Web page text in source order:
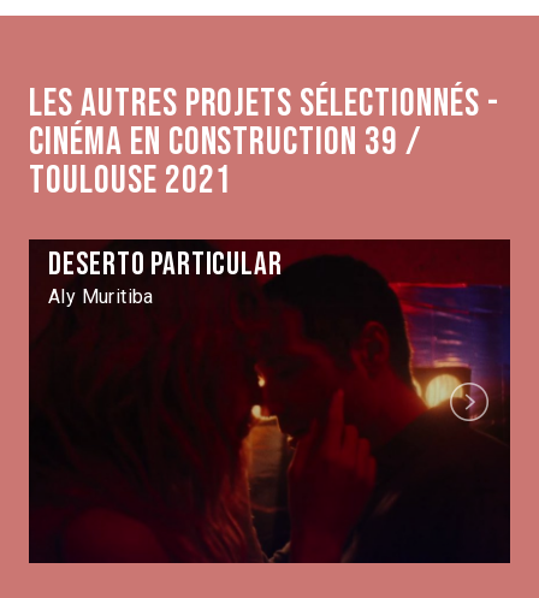
Les autres projets sélectionnés -
Cinéma en construction 39 /
Toulouse 2021
Deserto Particular
Aly Muritiba
Next